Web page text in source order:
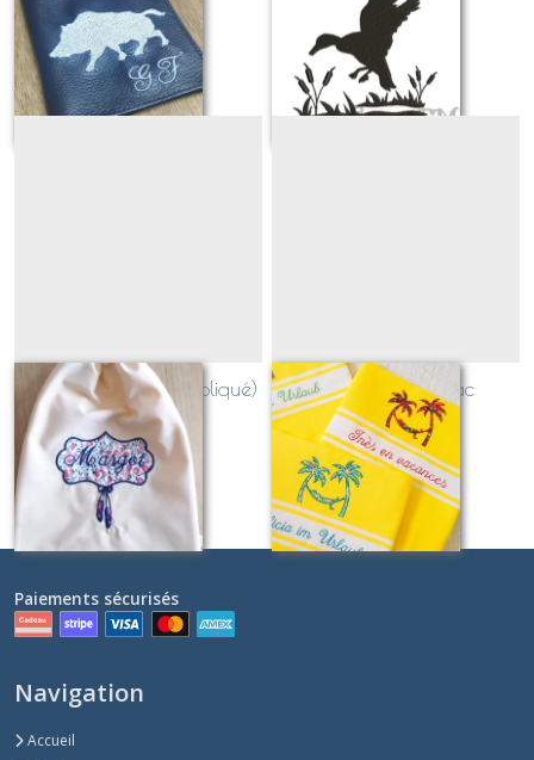
Sur demande Sur demande
Cadre danseuse (appliqué)
Sur demande
Palmiers et Hamac
(appliqué)
Sur demande
Paiements sécurisés
Navigation
Accueil